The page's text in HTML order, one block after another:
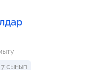
7 сынып